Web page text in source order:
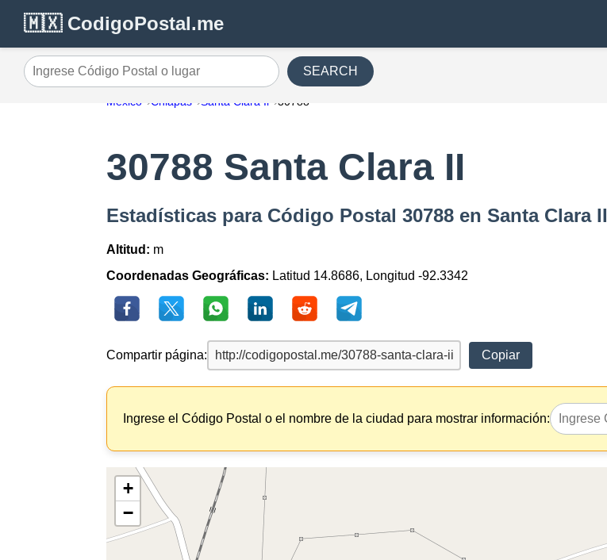
🇲🇽 CodigoPostal.me
Ingrese Código Postal o lugar SEARCH
México Chiapas Santa Clara Ii 30788
30788 Santa Clara II
Estadísticas para Código Postal 30788 en Santa Clara II
Altitud: m
Coordenadas Geográficas: Latitud 14.8686, Longitud -92.3342
Compartir página: Copiar
Ingrese el Código Postal o el nombre de la ciudad para mostrar información:
+
−